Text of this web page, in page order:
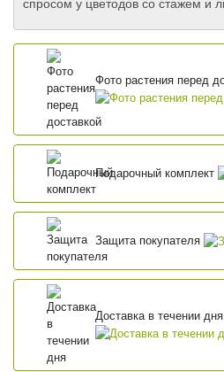
спросом у цветодов со стажем и
Фото растения перед
Подарочный комплект
Защита покупателя
Доставка в течении дня